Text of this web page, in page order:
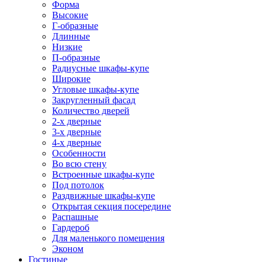
Форма
Высокие
Г-образные
Длинные
Низкие
П-образные
Радиусные шкафы-купе
Широкие
Угловые шкафы-купе
Закругленный фасад
Количество дверей
2-х дверные
3-х дверные
4-х дверные
Особенности
Во всю стену
Встроенные шкафы-купе
Под потолок
Раздвижные шкафы-купе
Открытая секция посередине
Распашные
Гардероб
Для маленького помещения
Эконом
Гостиные